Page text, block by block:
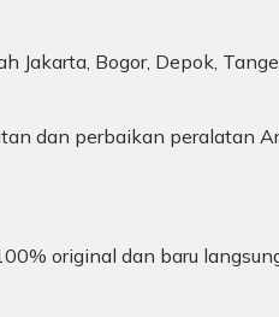
Jakarta, Bogor, Depok,
dan perbaikan peralatan
original dan baru